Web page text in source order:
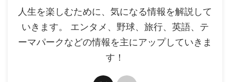
人生を楽しむために、気になる情報を解説して
いきます。 エンタメ、野球、旅行、英語、テ
ーマパークなどの情報を主にアップしていきま
す！